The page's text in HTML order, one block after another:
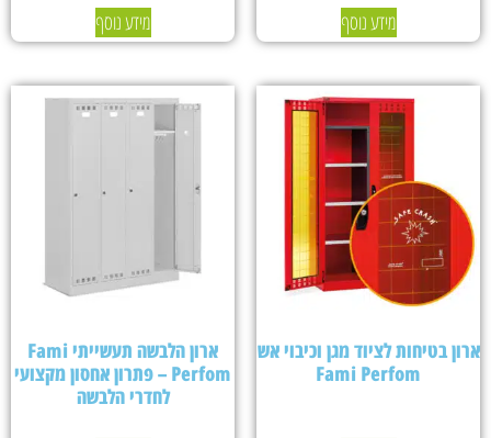
מידע נוסף מידע נוסף
ארון בטיחות לציוד מגן וכיבוי אש
Fami Perfom
ארון הלבשה תעשייתי Fami
Perfom – פתרון אחסון מקצועי
לחדרי הלבשה